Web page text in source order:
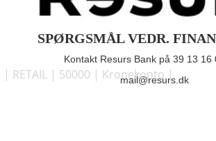
SPØRGSMÅL VEDR.
Kontakt Resurs Bank på 39 13 16
mail@resurs.dk
| RETAIL | 50000 | Kronekonto |